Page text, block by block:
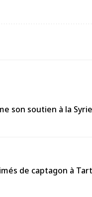
son soutien à la Syrie
de captagon à